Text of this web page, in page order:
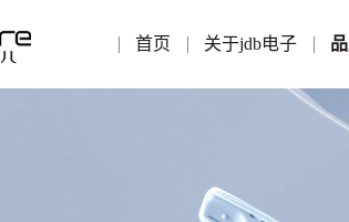
首页 关于jdb电子